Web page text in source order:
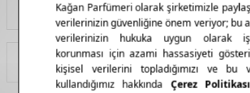
Tavsiye Et
İade Koşulları